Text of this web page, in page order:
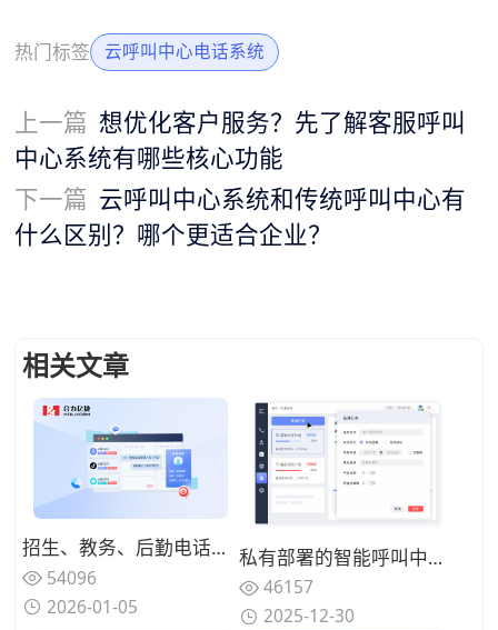
热门标签 云呼叫中心电话系统
上一篇 想优化客户服务？先了解客服呼叫
中心系统有哪些核心功能
下一篇 云呼叫中心系统和传统呼叫中心有
什么区别？哪个更适合企业？
相关文章
招生、教务、后勤电话混在一起，高校热线电话为何总是“谁都不满意”？
54096
2026-01-05
私有部署的智能呼叫中心系统成本构成是什么？一次性投入 vs 长期运维
46157
2025-12-30